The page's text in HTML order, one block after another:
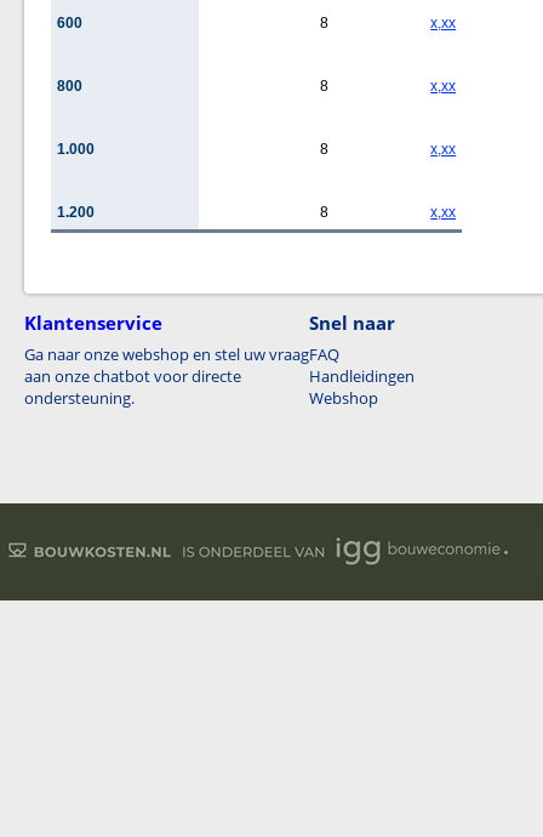
600 8 x,xx
800 8 x,xx
1.000 8 x,xx
1.200 8 x,xx
Klantenservice
Ga naar onze webshop en stel uw vraag
aan onze chatbot voor directe
ondersteuning.
Snel naar
FAQ
Handleidingen
Webshop